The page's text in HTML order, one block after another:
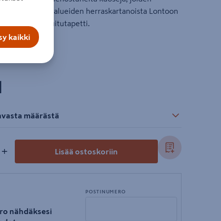
nummialueiden herraskartanoista Lontoon
laadukas kuitutapetti.
määrästä
+ Lisää ostoskoriin
nähdäksesi
POSTINUMERO
kaikki